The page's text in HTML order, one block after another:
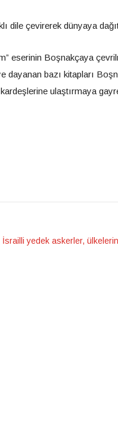
dile çevirerek dünyaya
eserinin Boşnakçaya
dayanan bazı kitapları
ulaştırmaya
İsrailli yedek askerler,